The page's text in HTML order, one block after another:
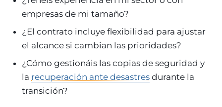
empresas de mi tamaño?
¿El contrato incluye flexibilidad para ajustar
el alcance si cambian las prioridades?
¿Cómo gestionáis las copias de seguridad y
la recuperación ante desastres durante la
transición?